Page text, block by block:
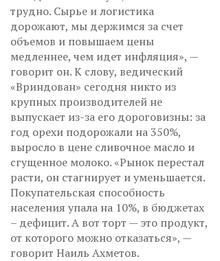
трудно. Сырье и логистика
дорожают, мы держимся за счет
объемов и повышаем цены
медленнее, чем идет инфляция», —
говорит он. К слову, ведический
«Вриндован» сегодня никто из
крупных производителей не
выпускает из-за его дороговизны: за
год орехи подорожали на 350%,
выросло в цене сливочное масло и
сгущенное молоко. «Рынок перестал
расти, он стагнирует и уменьшается.
Покупательская способность
населения упала на 10%, в бюджетах
– дефицит. А вот торт — это продукт,
от которого можно отказаться», —
говорит Наиль Ахметов.